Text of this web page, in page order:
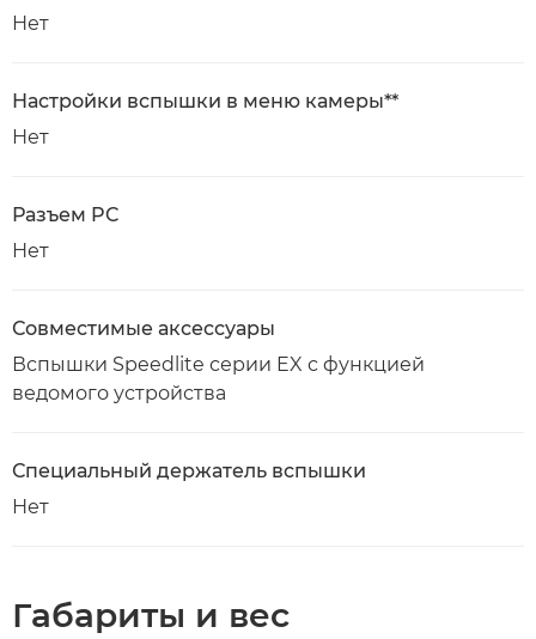
Нет
Настройки вспышки в меню камеры**
Нет
Разъем PC
Нет
Совместимые аксессуары
Вспышки Speedlite серии EX с функцией
ведомого устройства
Специальный держатель вспышки
Нет
Габариты и вес